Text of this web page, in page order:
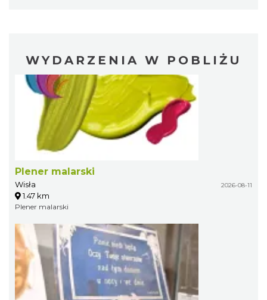
WYDARZENIA W POBLIŻU
Plener malarski
Wisła 2026-08-11
1.47 km
Plener malarski